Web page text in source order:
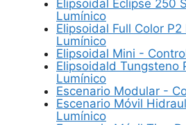
Elipsoidal Eclipse 250
Lumínico
Elipsoidal Full Color
Lumínico
Elipsoidal Mini -
Elipsoidald Tungsteno
Lumínico
Escenario Modular -
Escenario Móvil
Lumínico